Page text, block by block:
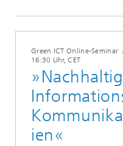
Green ICT Online-Seminar
16:30 Uhr, CET
ien«